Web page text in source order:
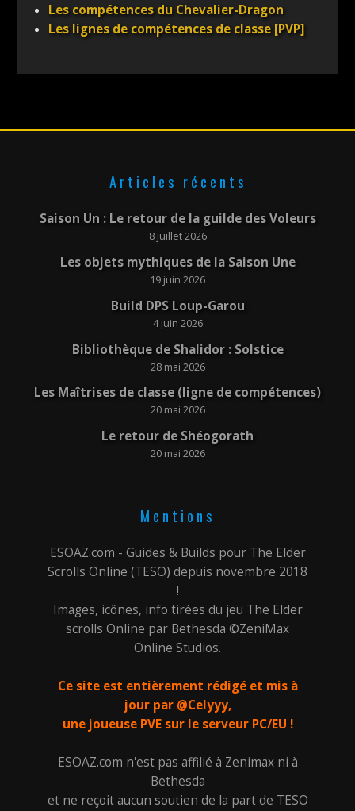
Les compétences du Chevalier-Dragon
Les lignes de compétences de classe [PVP]
Articles récents
Saison Un : Le retour de la guilde des Voleurs
8 juillet 2026
Les objets mythiques de la Saison Une
19 juin 2026
Build DPS Loup-Garou
4 juin 2026
Bibliothèque de Shalidor : Solstice
28 mai 2026
Les Maîtrises de classe (ligne de compétences)
20 mai 2026
Le retour de Shéogorath
20 mai 2026
Mentions
ESOAZ.com - Guides & Builds pour The Elder
Scrolls Online (TESO) depuis novembre 2018
!
Images, icônes, info tirées du jeu The Elder
scrolls Online par Bethesda ©ZeniMax
Online Studios.
Ce site est entièrement rédigé et mis à
jour par @Celyyy,
une joueuse PVE sur le serveur PC/EU !
ESOAZ.com n'est pas affilié à Zenimax ni à
Bethesda
et ne reçoit aucun soutien de la part de TESO